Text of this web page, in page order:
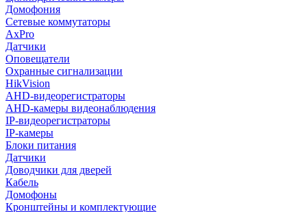
Домофония
Сетевые коммутаторы
AxPro
Датчики
Оповещатели
Охранные сигнализации
HikVision
AHD-видеорегистраторы
AHD-камеры видеонаблюдения
IP-видеорегистраторы
IP-камеры
Блоки питания
Датчики
Доводчики для дверей
Кабель
Домофоны
Кронштейны и комплектующие